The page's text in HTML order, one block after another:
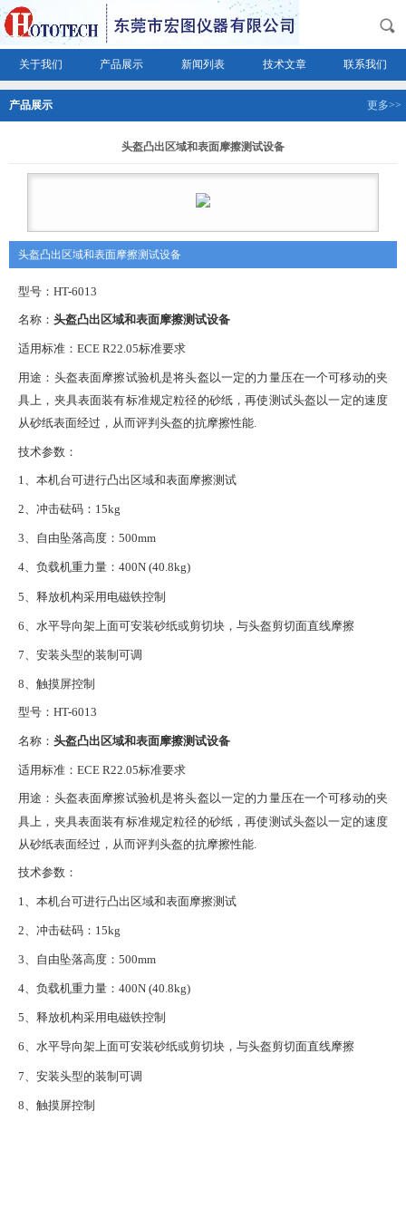
关于我们 产品展示 新闻列表 技术文章 联系我们
产品展示 更多>>
头盔凸出区域和表面摩擦测试设备
头盔凸出区域和表面摩擦测试设备
型号： HT-6013
名称： 头盔凸出区域和表面摩擦测试设备
适用标准： ECE R22.05标准要求
用途：头盔表面摩擦试验机是将头盔以一定的力量压在一个可移动的夹
具上，夹具表面装有标准规定粒径的砂纸，再使测试头盔以一定的速度
从砂纸表面经过，从而评判头盔的抗摩擦性能.
技术参数 ：
1、本机台可进行凸出区域和表面摩擦测试
2、冲击砝码：15kg
3、自由坠落高度：500mm
4、负载机重力量：400N (40.8kg)
5、释放机构采用电磁铁控制
6、水平导向架上面可安装砂纸或剪切块，与头盔剪切面直线摩擦
7、安装头型的装制可调
8、触摸屏控制
型号： HT-6013
名称： 头盔凸出区域和表面摩擦测试设备
适用标准： ECE R22.05标准要求
用途：头盔表面摩擦试验机是将头盔以一定的力量压在一个可移动的夹
具上，夹具表面装有标准规定粒径 的砂纸，再使测试头盔以一定的速度
从砂纸表面经过，从而评判头盔的抗摩擦性能
技术参数 ：
1、本机台可进行凸出区域和表面摩擦测试
2、冲击砝码：15kg
3、自由坠落高度：500mm
4、负载机重力量：400N (40.8kg)
5、释放机构采用电磁铁控制
6、水平导向架上面可安装砂纸或剪切块，与头盔剪切面直线摩擦
7、安装头型的装制可调
8、触摸屏控制